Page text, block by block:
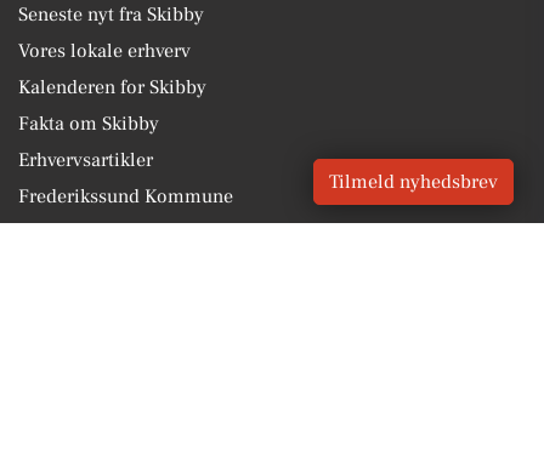
Seneste nyt fra Skibby
Vores lokale erhverv
Kalenderen for Skibby
Fakta om Skibby
Erhvervsartikler
Frederikssund Kommune
Tilmeld nyhedsbrev